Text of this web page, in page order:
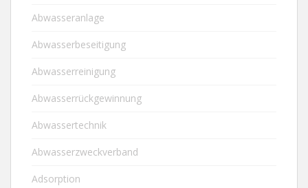
Abwasseranlage
Abwasserbeseitigung
Abwasserreinigung
Abwasserrückgewinnung
Abwassertechnik
Abwasserzweckverband
Adsorption